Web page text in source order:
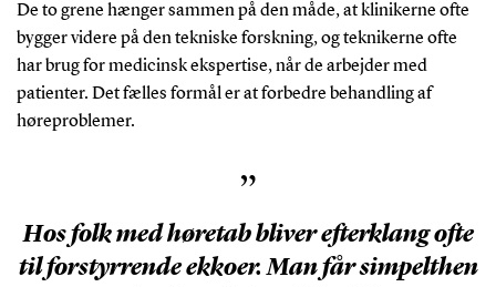
De to grene hænger sammen på den måde, at klinikerne ofte
bygger videre på den tekniske forskning, og teknikerne ofte
har brug for medicinsk ekspertise, når de arbejder med
patienter. Det fælles formål er at forbedre behandling af
høreproblemer.
”
Hos folk med høretab bliver efterklang ofte
til forstyrrende ekkoer. Man får simpelthen